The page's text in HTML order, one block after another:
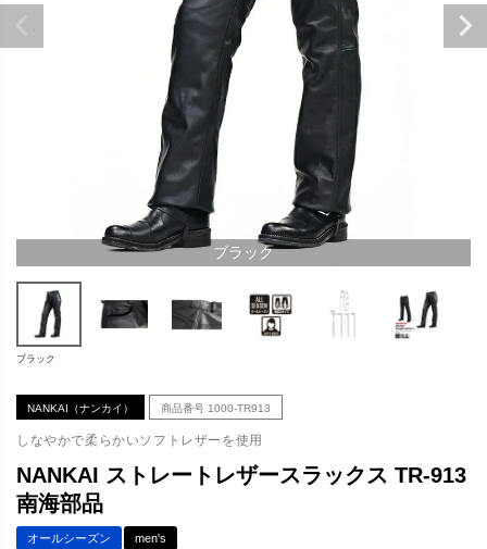
ブラック
ブラック
NANKAI（ナンカイ） 商品番号 1000-TR913
しなやかで柔らかいソフトレザーを使用
NANKAI ストレートレザースラックス TR-913
南海部品
オールシーズン
men's